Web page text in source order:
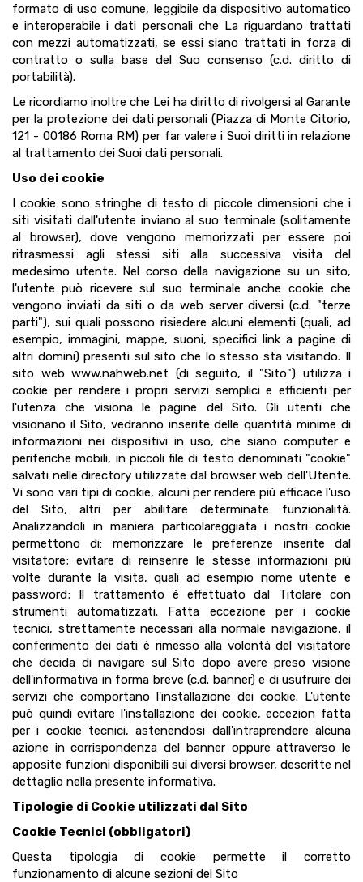
formato di uso comune, leggibile da dispositivo automatico
e interoperabile i dati personali che La riguardano trattati
con mezzi automatizzati, se essi siano trattati in forza di
contratto o sulla base del Suo consenso (c.d. diritto di
portabilità).
Le ricordiamo inoltre che Lei ha diritto di rivolgersi al Garante
per la protezione dei dati personali (Piazza di Monte Citorio,
121 - 00186 Roma RM) per far valere i Suoi diritti in relazione
al trattamento dei Suoi dati personali.
Uso dei cookie
I cookie sono stringhe di testo di piccole dimensioni che i
siti visitati dall'utente inviano al suo terminale (solitamente
al browser), dove vengono memorizzati per essere poi
ritrasmessi agli stessi siti alla successiva visita del
medesimo utente. Nel corso della navigazione su un sito,
l'utente può ricevere sul suo terminale anche cookie che
vengono inviati da siti o da web server diversi (c.d. "terze
parti"), sui quali possono risiedere alcuni elementi (quali, ad
esempio, immagini, mappe, suoni, specifici link a pagine di
altri domini) presenti sul sito che lo stesso sta visitando. Il
sito web www.nahweb.net (di seguito, il "Sito") utilizza i
cookie per rendere i propri servizi semplici e efficienti per
l'utenza che visiona le pagine del Sito. Gli utenti che
visionano il Sito, vedranno inserite delle quantità minime di
informazioni nei dispositivi in uso, che siano computer e
periferiche mobili, in piccoli file di testo denominati "cookie"
salvati nelle directory utilizzate dal browser web dell'Utente.
Vi sono vari tipi di cookie, alcuni per rendere più efficace l'uso
del Sito, altri per abilitare determinate funzionalità.
Analizzandoli in maniera particolareggiata i nostri cookie
permettono di: memorizzare le preferenze inserite dal
visitatore; evitare di reinserire le stesse informazioni più
volte durante la visita, quali ad esempio nome utente e
password; Il trattamento è effettuato dal Titolare con
strumenti automatizzati. Fatta eccezione per i cookie
tecnici, strettamente necessari alla normale navigazione, il
conferimento dei dati è rimesso alla volontà del visitatore
che decida di navigare sul Sito dopo avere preso visione
dell'informativa in forma breve (c.d. banner) e di usufruire dei
servizi che comportano l'installazione dei cookie. L'utente
può quindi evitare l'installazione dei cookie, eccezion fatta
per i cookie tecnici, astenendosi dall'intraprendere alcuna
azione in corrispondenza del banner oppure attraverso le
apposite funzioni disponibili sui diversi browser, descritte nel
dettaglio nella presente informativa.
Tipologie di Cookie utilizzati dal Sito
Cookie Tecnici (obbligatori)
Questa tipologia di cookie permette il corretto
funzionamento di alcune sezioni del Sito